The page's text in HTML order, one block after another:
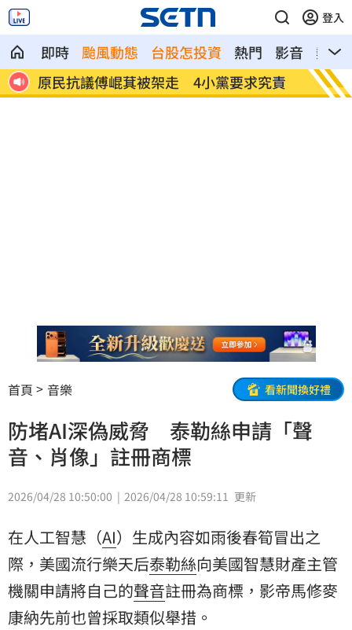
登入
即時 颱風動態 台股怎投資 熱門 影音
熱搜
堆
原民抗議傅崐萁被架走 4小黨要求究責
攝影
發聲
首頁 音樂 看新聞換好禮
防堵AI深偽威脅 泰勒絲申請「聲
音、肖像」註冊商標
2026/04/28 10:50:00 2026/04/28 10:59:11 更新
在人工智慧（AI）生成內容如雨後春筍冒出之
際，美國流行樂天后泰勒絲向美國智慧財產主管
機關申請將自己的聲音註冊為商標，影帝馬修麥
康納先前也曾採取類似舉措。